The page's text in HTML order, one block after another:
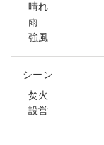
晴れ
雨
強風
シーン
焚火
設営